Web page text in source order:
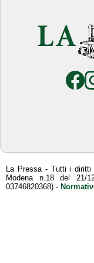
La Pressa - Tutti i
Modena n.18 del 21/
03746820368) -